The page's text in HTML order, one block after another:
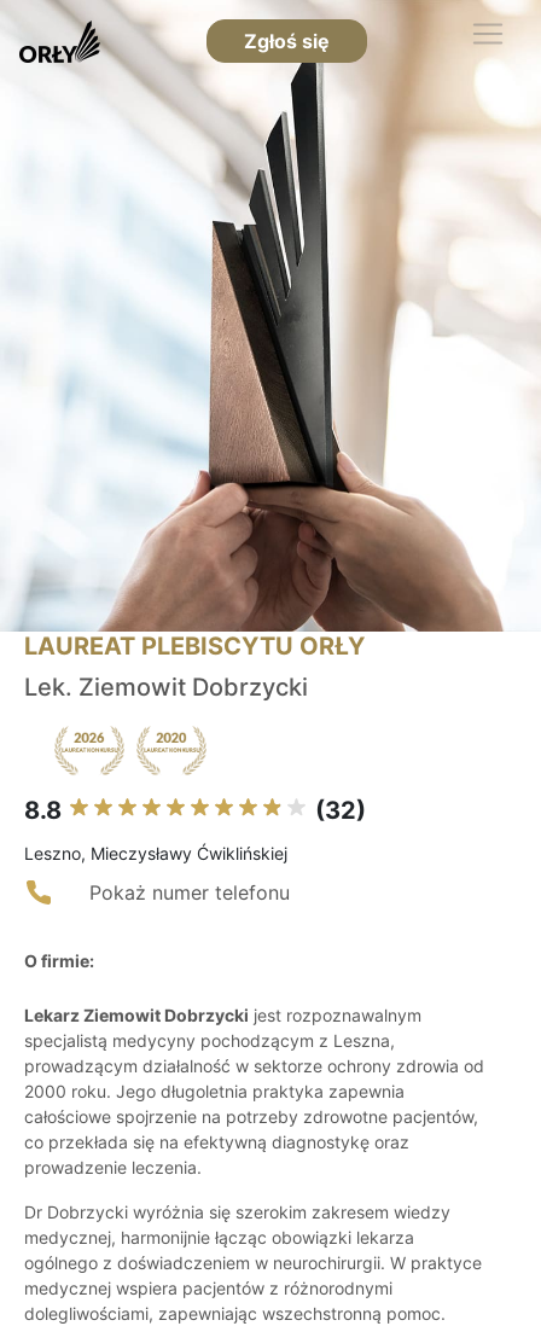
Zgłoś się
LAUREAT PLEBISCYTU ORŁY
Lek. Ziemowit Dobrzycki
8.8 (32)
Leszno, Mieczysławy Ćwiklińskiej
Pokaż numer telefonu
O firmie:
Lekarz Ziemowit Dobrzycki jest rozpoznawalnym
specjalistą medycyny pochodzącym z Leszna,
prowadzącym działalność w sektorze ochrony zdrowia od
2000 roku. Jego długoletnia praktyka zapewnia
całościowe spojrzenie na potrzeby zdrowotne pacjentów,
co przekłada się na efektywną diagnostykę oraz
prowadzenie leczenia.
Dr Dobrzycki wyróżnia się szerokim zakresem wiedzy
medycznej, harmonijnie łącząc obowiązki lekarza
ogólnego z doświadczeniem w neurochirurgii. W praktyce
medycznej wspiera pacjentów z różnorodnymi
dolegliwościami, zapewniając wszechstronną pomoc.